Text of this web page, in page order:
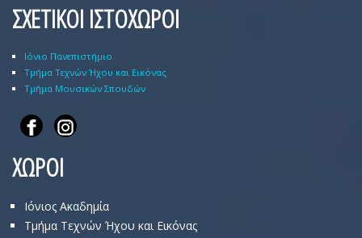
ΣΧΕΤΙΚΟΙ ΙΣΤΟΧΩΡΟΙ
Ιόνιο Πανεπιστήμιο
Τμήμα Τεχνών Ήχου και Εικόνας
Τμήμα Μουσικών Σπουδών
ΧΩΡΟΙ
Ιόνιος Ακαδημία
Τμήμα Τεχνών Ήχου και Εικόνας